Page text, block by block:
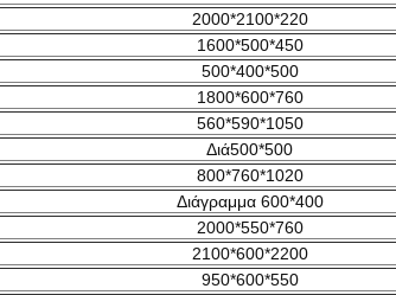
2000*2100*220
1600*500*450
500*400*500
1800*600*760
560*590*1050
Διά500*500
800*760*1020
Διάγραμμα 600*400
2000*550*760
2100*600*2200
950*600*550